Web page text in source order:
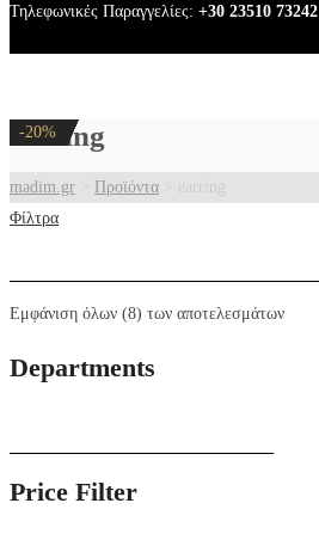
Τηλεφωνικές Παραγγελίες: +30 23510 73242
earring
madim.gr Προϊόντα
earring
Φίλτρα
Εμφάνιση όλων (8) των αποτελεσμάτων
Departments
Price Filter
-20%
-20%
-20%
-20%
-20%
-20%
-20%
-20%